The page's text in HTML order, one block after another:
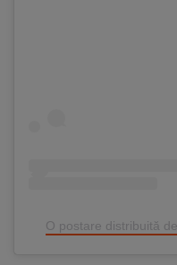
O postare distribuită